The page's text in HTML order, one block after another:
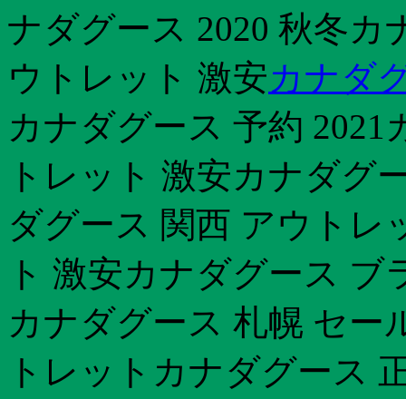
ナダグース 2020 秋冬カ
ウトレット 激安カナダ
カナダグース 予約
トレット 激安カナダグ
ダグース 関西 アウトレ
ト 激安カナダグース
カナダグース 札幌 セー
トレットカナダグース